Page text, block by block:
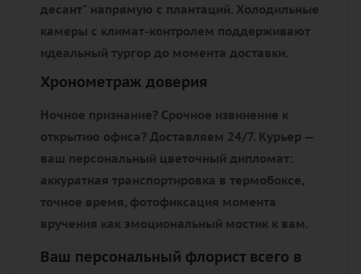
десант" напрямую с плантаций. Холодильные
камеры с климат-контролем поддерживают
идеальный тургор до момента доставки.
Хронометраж доверия
Ночное признание? Срочное извинение к
открытию офиса? Доставляем 24/7. Курьер —
ваш персональный цветочный дипломат:
аккуратная транспортировка в термобоксе,
точное время, фотофиксация момента
вручения как эмоциональный мостик к вам.
Ваш персональный флорист всего в